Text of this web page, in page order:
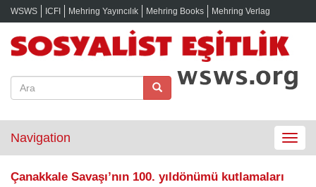
WSWS ICFI Mehring Yayıncılık Mehring Books Mehring Verlag
Toggle
Navigation
Çanakkale Savaşı’nın 100. yıldönümü kutlamaları